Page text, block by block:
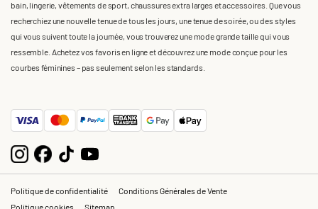
bain, lingerie, vêtements de sport, chaussures extra larges et accessoires. Que vous
recherchiez une nouvelle tenue de tous les jours, une tenue de soirée, ou des styles
qui vous suivent toute la journée, vous trouverez une mode grande taille qui vous
ressemble. Achetez vos favoris en ligne et découvrez une mode conçue pour les
courbes féminines – pas seulement selon les standards.
Politique de confidentialité
Conditions Générales de Vente
Politique cookies
Sitemap